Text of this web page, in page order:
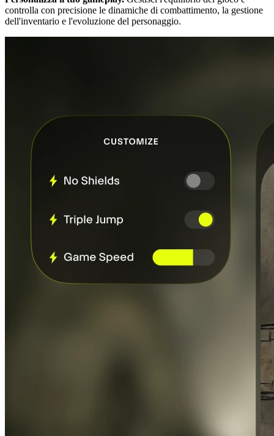
controlla con precisione le dinamiche di combattimento, la gestione
dell'inventario e l'evoluzione del personaggio.